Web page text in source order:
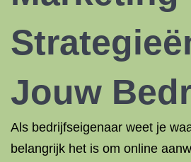
Jouw
Als bedrijfseigenaar weet je
belangrijk het is om online